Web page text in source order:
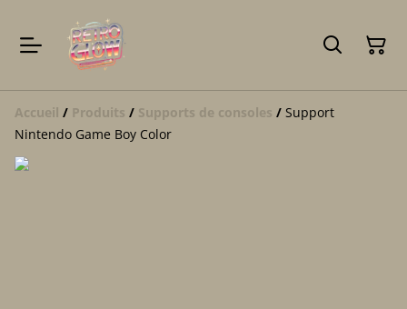
Accueil / Produits / Supports de consoles / Support
Nintendo Game Boy Color